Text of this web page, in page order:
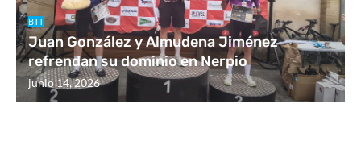
BTT
Juan González y Almudena Jiménez
refrendan su dominio en Nerpio
junio 14, 2026